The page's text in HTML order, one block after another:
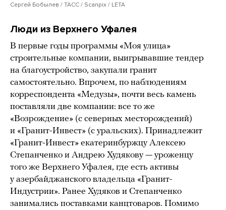
Сергей Бобылев / ТАСС / Scanpix / LETA
Люди из Верхнего Уфалея
В первые годы программы «Моя улица»
строительные компании, выигрывавшие тендер
на благоустройство, закупали гранит
самостоятельно. Впрочем, по наблюдениям
корреспондента «Медузы», почти весь камень
поставляли две компании: все то же
«Возрождение» (с северных месторождений)
и «Гранит-Инвест» (с уральских). Принадлежит
«Гранит-Инвест» екатеринбуржцу Алексею
Степанченко и Андрею Худякову — уроженцу
того же Верхнего Уфалея, где есть активы
у азербайджанского владельца «Гранит-
Индустрии». Ранее Худяков и Степанченко
занимались поставками канцтоваров. Помимо